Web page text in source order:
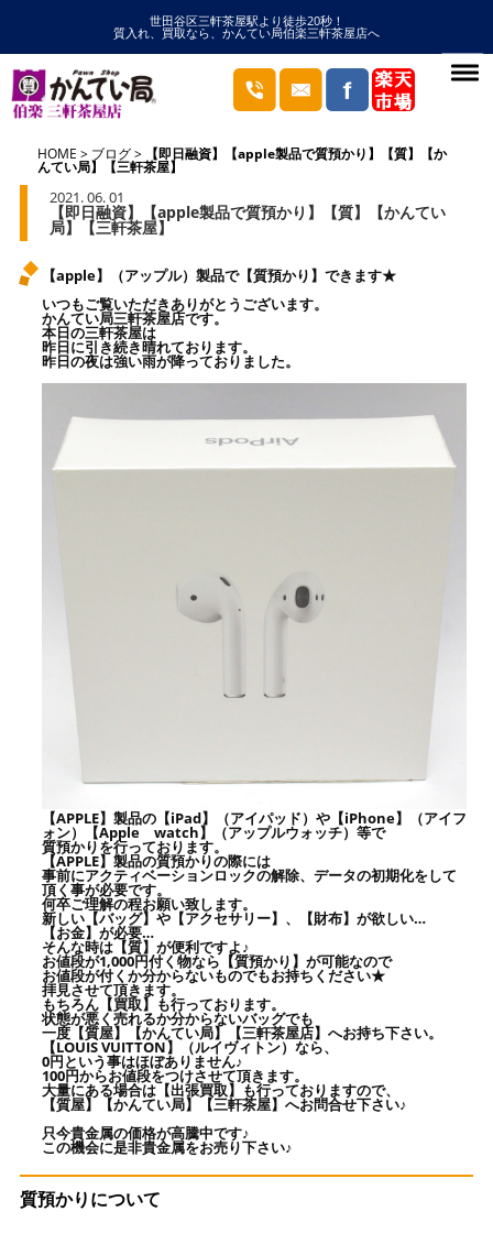
世田谷区三軒茶屋駅より徒歩20秒！
質入れ、買取なら、かんてい局伯楽三軒茶屋店へ
HOME ブログ 【即日融資】【apple製品で質預かり】【質】【か
んてい局】【三軒茶屋】
2021. 06. 01
【即日融資】【apple製品で質預かり】【質】【かんてい
局】【三軒茶屋】
【apple】（アップル）製品で【質預かり】できます★
いつもご覧いただきありがとうございます。
かんてい局三軒茶屋店です。
本日の三軒茶屋は
昨日に引き続き晴れております。
昨日の夜は強い雨が降っておりました。
【APPLE】製品の【iPad】（アイパッド）や【iPhone】（アイフ
ォン）【Apple watch】（アップルウォッチ）等で
質預かりを行っております。
【APPLE】製品の質預かりの際には
事前にアクティベーションロックの解除、データの初期化をして
頂く事が必要です。
何卒ご理解の程お願い致します。
新しい【バッグ】や【アクセサリー】、【財布】が欲しい…
【お金】が必要…
そんな時は【質】が便利ですよ♪
お値段が1,000円付く物なら【質預かり】が可能なので
お値段が付くか分からないものでもお持ちください★
拝見させて頂きます。
もちろん【買取】も行っております。
状態が悪く売れるか分からないバッグでも
一度【質屋】【かんてい局】【三軒茶屋店】へお持ち下さい。
【LOUIS VUITTON】（ルイヴィトン）なら、
0円という事はほぼありません♪
100円からお値段をつけさせて頂きます。
大量にある場合は【出張買取】も行っておりますので、
【質屋】【かんてい局】【三軒茶屋】へお問合せ下さい♪
只今貴金属の価格が高騰中です♪
この機会に是非貴金属をお売り下さい♪
質預かりについて